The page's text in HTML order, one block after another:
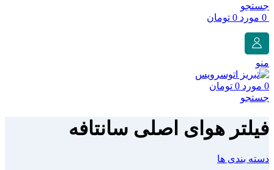
جستجو
0 مورد 0 تومان
منو
0 مورد 0 تومان
جستجو
فیلتر هوای اصلی سانتافه
دسته بندی ها